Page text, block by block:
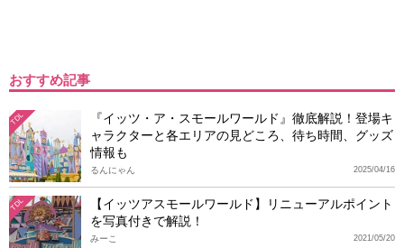
おすすめ記事
TDL
『イッツ・ア・スモールワールド』徹底解説！登場キ
ャラクターと各エリアの見どころ、待ち時間、グッズ
情報も
2025/04/16
るんにゃん
TDL
【イッツアスモールワールド】リニューアルポイント
を写真付きで解説！
2021/05/20
みーこ